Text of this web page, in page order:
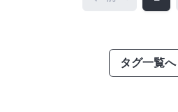
タグ一覧へ